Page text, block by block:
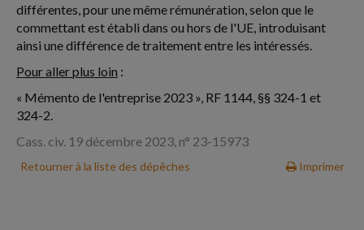
différentes, pour une même rémunération, selon que le
commettant est établi dans ou hors de l'UE, introduisant
ainsi une différence de traitement entre les intéressés.
Pour aller plus loin :
« Mémento de l'entreprise 2023 », RF 1144, §§ 324-1 et
324-2.
Cass. civ. 19 décembre 2023, n° 23-15973
Retourner à la liste des dépêches Imprimer